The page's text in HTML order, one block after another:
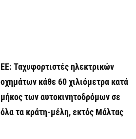
ΕΕ: Ταχυφορτιστές ηλεκτρικών
οχημάτων κάθε 60 χιλιόμετρα κατά
μήκος των αυτοκινητοδρόμων σε
όλα τα κράτη-μέλη, εκτός Μάλτας